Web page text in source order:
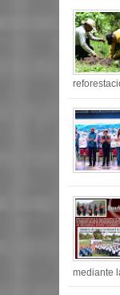
mediante